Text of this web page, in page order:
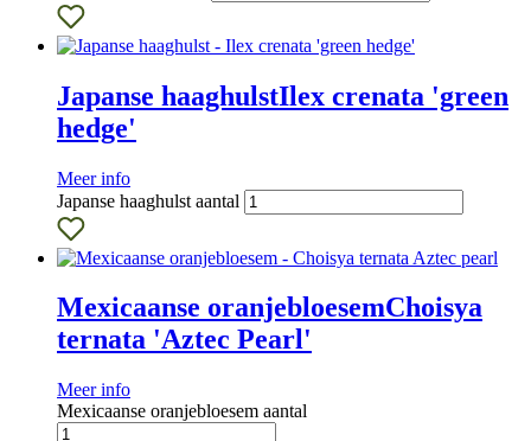
Japanse haaghulstIlex crenata 'green
hedge'
Meer info
Japanse haaghulst aantal
Mexicaanse oranjebloesemChoisya
ternata 'Aztec Pearl'
Meer info
Mexicaanse oranjebloesem aantal